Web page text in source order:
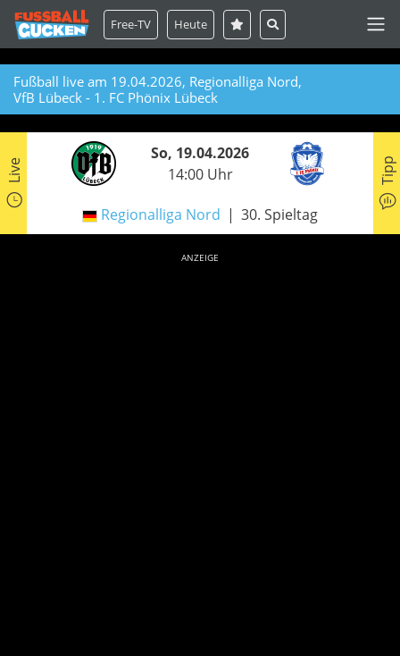
Free-TV Heute
Fußball live am 19.04.2026, Regionalliga Nord,
VfB Lübeck - 1. FC Phönix Lübeck
Live
So, 19.04.2026
14:00 Uhr
Regionalliga Nord 30. Spieltag
Tipp
ANZEIGE